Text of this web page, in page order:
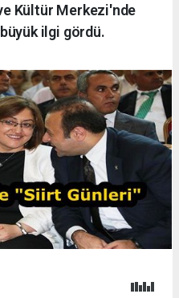
Kültür Merkezi'nde
ilgi gördü.